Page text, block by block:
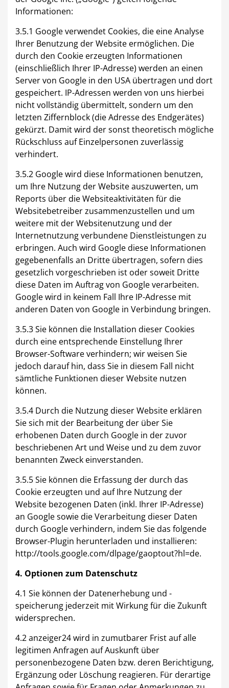
Informationen:
3.5.1 Google verwendet Cookies, die eine Analyse
Ihrer Benutzung der Website ermöglichen. Die
durch den Cookie erzeugten Informationen
(einschließlich Ihrer IP-Adresse) werden an einen
Server von Google in den USA übertragen und dort
gespeichert. IP-Adressen werden von uns hierbei
nicht vollständig übermittelt, sondern um den
letzten Ziffernblock (die Adresse des Endgerätes)
gekürzt. Damit wird der sonst theoretisch mögliche
Rückschluss auf Einzelpersonen zuverlässig
verhindert.
3.5.2 Google wird diese Informationen benutzen,
um Ihre Nutzung der Website auszuwerten, um
Reports über die Websiteaktivitäten für die
Websitebetreiber zusammenzustellen und um
weitere mit der Websitenutzung und der
Internetnutzung verbundene Dienstleistungen zu
erbringen. Auch wird Google diese Informationen
gegebenenfalls an Dritte übertragen, sofern dies
gesetzlich vorgeschrieben ist oder soweit Dritte
diese Daten im Auftrag von Google verarbeiten.
Google wird in keinem Fall Ihre IP-Adresse mit
anderen Daten von Google in Verbindung bringen.
3.5.3 Sie können die Installation dieser Cookies
durch eine entsprechende Einstellung Ihrer
Browser-Software verhindern; wir weisen Sie
jedoch darauf hin, dass Sie in diesem Fall nicht
sämtliche Funktionen dieser Website nutzen
können.
3.5.4 Durch die Nutzung dieser Website erklären
Sie sich mit der Bearbeitung der über Sie
erhobenen Daten durch Google in der zuvor
beschriebenen Art und Weise und zu dem zuvor
benannten Zweck einverstanden.
3.5.5 Sie können die Erfassung der durch das
Cookie erzeugten und auf Ihre Nutzung der
Website bezogenen Daten (inkl. Ihrer IP-Adresse)
an Google sowie die Verarbeitung dieser Daten
durch Google verhindern, indem Sie das folgende
Browser-Plugin herunterladen und installieren:
http://tools.google.com/dlpage/gaoptout?hl=de.
4. Optionen zum Datenschutz
4.1 Sie können der Datenerhebung und -
speicherung jederzeit mit Wirkung für die Zukunft
widersprechen.
4.2 anzeiger24 wird in zumutbarer Frist auf alle
legitimen Anfragen auf Auskunft über
personenbezogene Daten bzw. deren Berichtigung,
Ergänzung oder Löschung reagieren. Für derartige